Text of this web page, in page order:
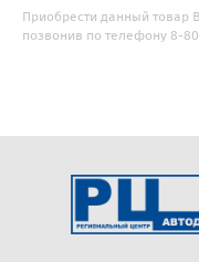
Приобрести данный товар
позвонив по телефону 8-